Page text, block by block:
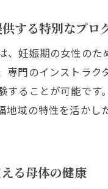
する特別なプロ
、妊娠期の女性の
専門のインストラ
することが可能で
地域の特性を活か
る母体の健康